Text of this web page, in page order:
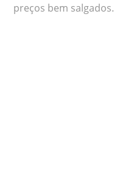
preços bem salgados.